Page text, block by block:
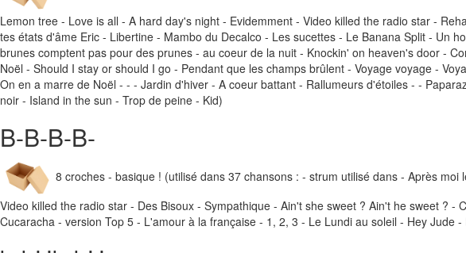
Lemon tree - Love is all - A hard day's night - Evidemment - Video killed the radio star -
tes états d'âme Eric - Libertine - Mambo du Decalco - Les sucettes - Le Banana Split - Un
brunes comptent pas pour des prunes - au coeur de la nuit - Knockin' on heaven's door -
Noël - Should I stay or should I go - Pendant que les champs brûlent - Voyage voyage -
On en a marre de Noël - - - Jardin d'hiver - A coeur battant - Rallumeurs d'étoiles - -
noir - Island in the sun - Trop de peine - Kid)
B-B-B-B-
8 croches - basique ! (utilisé dans 37 chansons : - strum utilisé dans - Après
Video killed the radio star - Des Bisoux - Sympathique - Ain't she sweet ? Ain't he sweet ?
Cucaracha - version Top 5 - L'amour à la française - 1, 2, 3 - Le Lundi au soleil - Hey